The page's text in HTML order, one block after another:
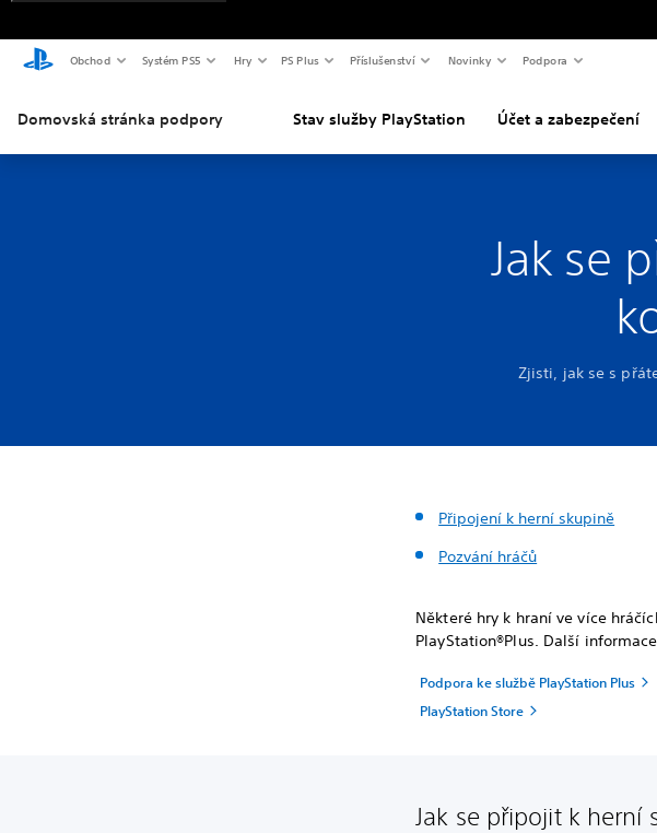
Obchod Systém PS5 Hry PS Plus Příslušenství Novinky Podpora
Domovská stránka podpory Stav služby PlayStation Účet a zabezpečení
Jak se
Zjisti, jak se s
Připojení k herní skupině
Pozvání hráčů
Některé hry k hraní ve více
PlayStation®Plus. Další
Podpora ke službě PlayStation Plus
PlayStation Store
Jak se připojit k herní